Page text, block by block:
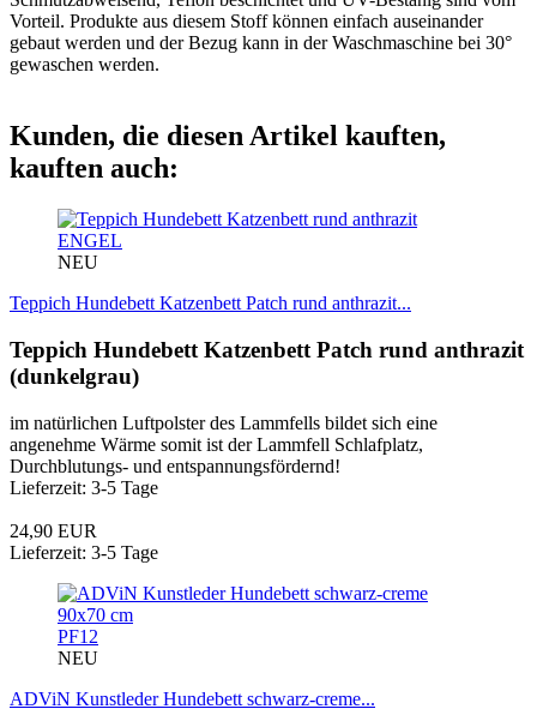
Vorteil. Produkte aus diesem Stoff können einfach auseinander
gebaut werden und der Bezug kann in der Waschmaschine bei 30°
gewaschen werden.
Kunden, die diesen Artikel kauften,
kauften auch:
ENGEL
NEU
Teppich Hundebett Katzenbett Patch rund anthrazit...
Teppich Hundebett Katzenbett Patch rund anthrazit
(dunkelgrau)
im natürlichen Luftpolster des Lammfells bildet sich eine
angenehme Wärme somit ist der Lammfell Schlafplatz,
Durchblutungs- und entspannungsfördernd!
Lieferzeit: 3-5 Tage
24,90 EUR
Lieferzeit: 3-5 Tage
PF12
NEU
ADViN Kunstleder Hundebett schwarz-creme...